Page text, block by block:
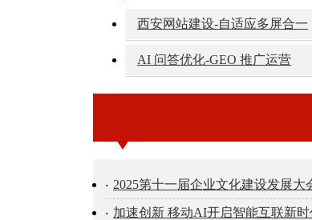
西安网站建设-自适应多屏合一
AI 问答优化-GEO 推广运营
2025第十一届企业文化建设发展大
加速创新 移动AI开启智能互联新时